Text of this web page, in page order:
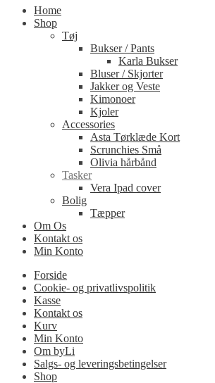
Home
Shop
Tøj
Bukser / Pants
Karla Bukser
Bluser / Skjorter
Jakker og Veste
Kimonoer
Kjoler
Accessories
Asta Tørklæde Kort
Scrunchies Små
Olivia hårbånd
Tasker
Vera Ipad cover
Bolig
Tæpper
Om Os
Kontakt os
Min Konto
Forside
Cookie- og privatlivspolitik
Kasse
Kontakt os
Kurv
Min Konto
Om byLi
Salgs- og leveringsbetingelser
Shop